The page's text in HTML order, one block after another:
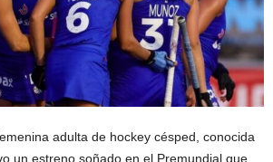
adulta de hockey césped, conocida
un estreno soñado en el Premundial que